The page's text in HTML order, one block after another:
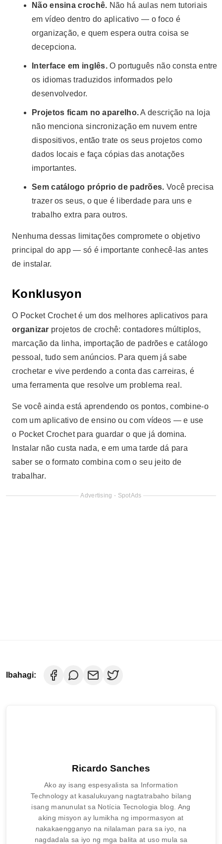
Não ensina crochê. Não há aulas nem tutoriais
em vídeo dentro do aplicativo — o foco é
organização, e quem espera outra coisa se
decepciona.
Interface em inglês. O português não consta entre
os idiomas traduzidos informados pelo
desenvolvedor.
Projetos ficam no aparelho.A descrição na loja
não menciona sincronização em nuvem entre
dispositivos, então trate os seus projetos como
dados locais e faça cópias das anotações
importantes.
Sem catálogo próprio de padrões. Você precisa
trazer os seus, o que é liberdade para uns e
trabalho extra para outros.
Nenhuma dessas limitações compromete o objetivo
principal do app — só é importante conhecê-las antes
de instalar.
Konklusyon
O Pocket Crochet é um dos melhores aplicativos para
organizar projetos de crochê: contadores múltiplos,
marcação da linha, importação de padrões e catálogo
pessoal, tudo sem anúncios. Para quem já sabe
crochetar e vive perdendo a conta das carreiras, é
uma ferramenta que resolve um problema real.
Se você ainda está aprendendo os pontos, combine-o
com um aplicativo de ensino ou com vídeos — e use
o Pocket Crochet para guardar o que já domina.
Instalar não custa nada, e em uma tarde dá para
saber se o formato combina com o seu jeito de
trabalhar.
Advertising - SpotAds
Ibahagi:
Ricardo Sanches
Ako ay isang espesyalista sa Information
Technology at kasalukuyang nagtatrabaho bilang
isang manunulat sa Notícia Tecnologia blog. Ang
aking misyon ay lumikha ng impormasyon at
nakakaengganyo na nilalaman para sa iyo, na
nagdadala sa iyo ng mga balita at uso mula sa